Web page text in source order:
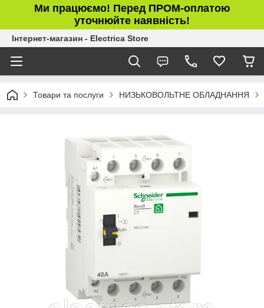
Ми працюємо! Перед ПРОМ-оплатою
уточнюйте наявність!
Інтернет-магазин - Electrica Store
Товари та послуги НИЗЬКОВОЛЬТНЕ ОБЛАДНАННЯ